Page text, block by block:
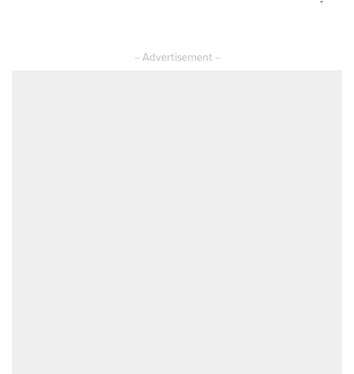
– Advertisement –